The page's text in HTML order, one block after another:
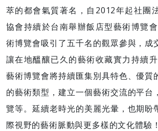
萃的都會氣質著名，自2012年起社團
協會持續於台南舉辦飯店型藝術博覽
術博覽會吸引了五千名的觀眾參與，成
讓在地醞釀已久的藝術收藏實力持續
藝術博覽會將持續匯集別具特色、優質
的藝術類型，建立一個藝術交流的平台
覽等。延續老時光的美麗光暈，也期盼
際視野的藝術脈動與更多樣的文化體驗！